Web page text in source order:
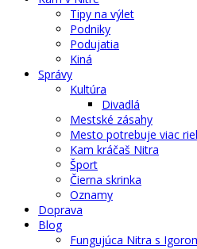
Tipy na výlet
Podniky
Podujatia
Kiná
Správy
Kultúra
Divadlá
Mestské zásahy
Mesto potrebuje viac
Kam kráčaš Nitra
Šport
Čierna skrinka
Oznamy
Doprava
Blog
Fungujúca Nitra s